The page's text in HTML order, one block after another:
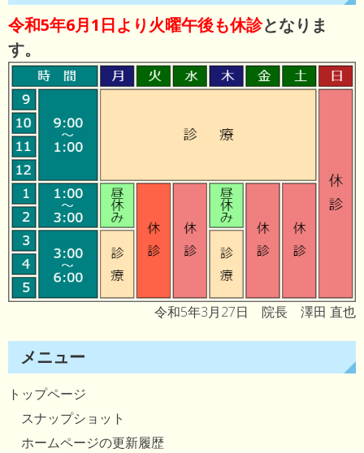
令和5年6月1日より火曜午後も休診となりま
す。
令和5年3月27日 院長 澤田 直也
メニュー
トップページ
スナップショット
ホームページの更新履歴